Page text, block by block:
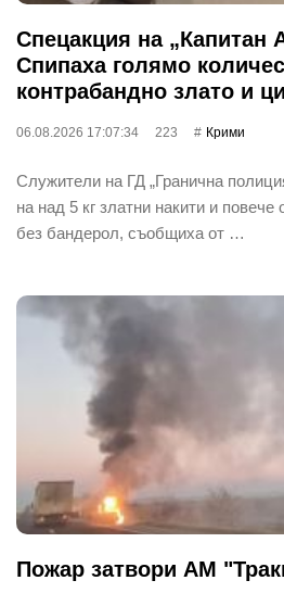
Спецакция на „Капитан
Спипаха голямо
контрабандно злато и
06.08.2026 17:07:34 223 Крими
Служители на ГД „Гранична
на над 5 кг златни накити и повече
без бандерол, съобщиха от …
Пожар затвори АМ